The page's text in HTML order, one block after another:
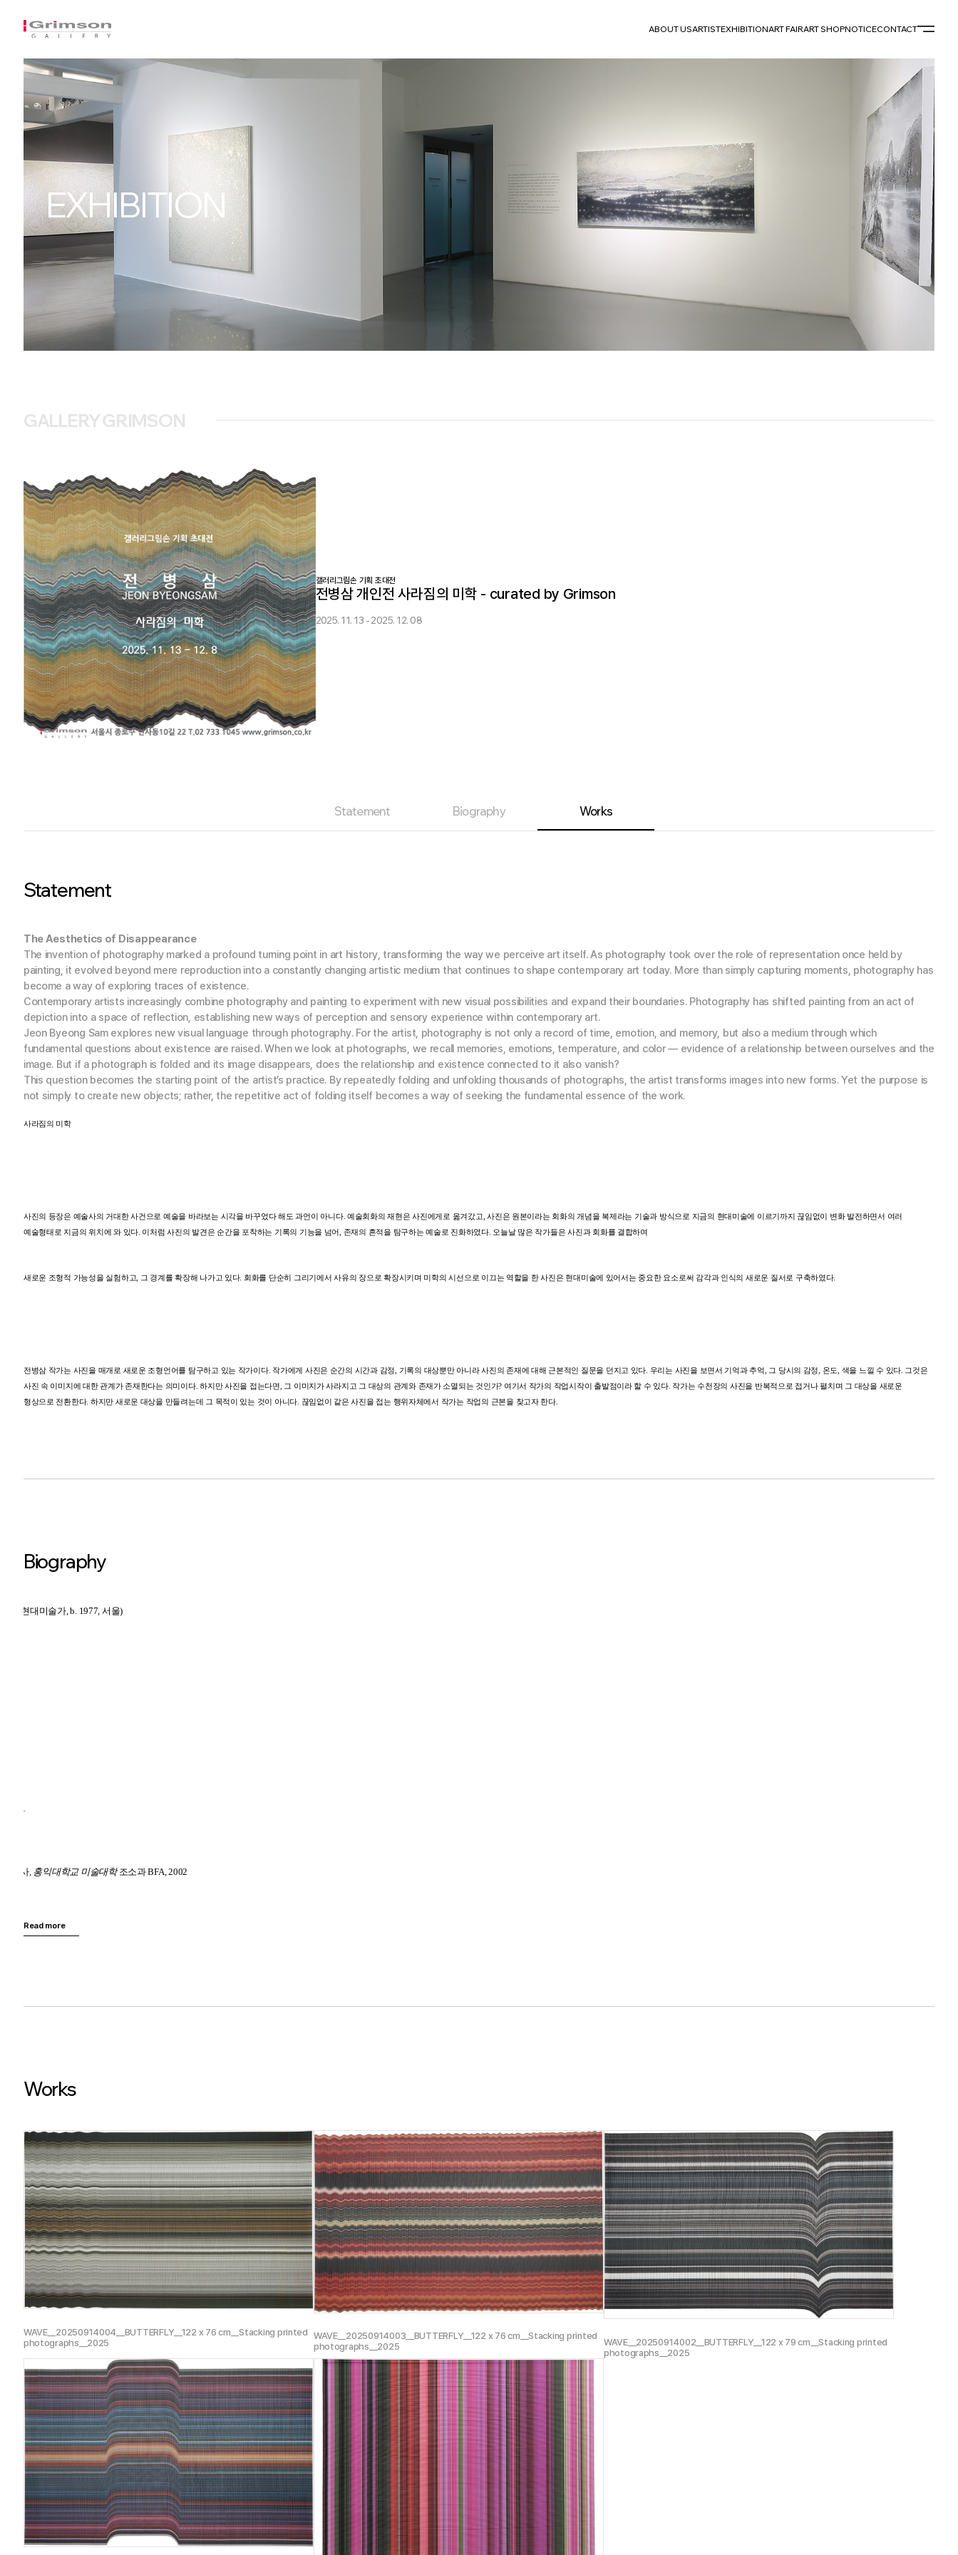
ABOUT USARTISTEXHIBITIONART FAIRART SHOPNOTICECONTACT
EXHIBITION
GALLERY GRIMSON
갤러리그림손 기획 초대전
전병삼 개인전 사라짐의 미학 - curated by Grimson
2025. 11. 13 - 2025. 12. 08
Statement Biography Works
Statement
The Aesthetics of Disappearance
The invention of photography marked a profound turning point in art history, transforming the way we perceive art itself. As photography took over the role of representation once held by
painting, it evolved beyond mere reproduction into a constantly changing artistic medium that continues to shape contemporary art today. More than simply capturing moments, photography has
become a way of exploring traces of existence.
Contemporary artists increasingly combine photography and painting to experiment with new visual possibilities and expand their boundaries. Photography has shifted painting from an act of
depiction into a space of reflection, establishing new ways of perception and sensory experience within contemporary art.
Jeon Byeong Samexplores new visual language through photography. For the artist, photography is not only a record of time, emotion, and memory, but also a medium through which
fundamental questions about existence are raised. When we look at photographs, we recall memories, emotions, temperature, and color — evidence of a relationship between ourselves and the
image. But if a photograph is folded and its image disappears, does the relationship and existence connected to it also vanish?
This question becomes the starting point of the artist’s practice. By repeatedly folding and unfolding thousands of photographs, the artist transforms images into new forms. Yet the purpose is
not simply to create new objects; rather, the repetitive act of folding itself becomes a way of seeking the fundamental essence of the work.
사라짐의 미학
사진의 등장은 예술사의 거대한 사건으로 예술을 바라보는 시각을 바꾸었다 해도 과언이 아니다. 예술회화의 재현은 사진에게로 옮겨갔고 ,사진은 원본이라는 회화의 개념을 복제라는 기술과 방식으로 지금의 현대미술에 이르기까지 끊임없이 변화 발전하면서 여러
예술형태로 지금의 위치에 와 있다. 이처럼 사진의 발견은 순간을 포착하는 기록의 기능을 넘어 존재의 흔적을 탐구하는 예술로 진화하였다. 오늘날 많은 작가들은 사진과 회화를 결합하여
새로운 조형적 가능성을 실험하고 그 경계를 확장해 나가고 있다. 회화를 단순히 그리기에서 사유의 장으로 확장시키며 미학의 시선으로 이끄는 역할을 한 사진은 현대미술에 있어서는 중요한 요소로써 감각과 인식의 새로운 질서로 구축하였다.
전병삼 작가는 사진을 매개로 새로운 조형언어를 탐구하고 있는 작가이다. 작가에게 사진은 순간의 시간과 감정 기록의 대상뿐만 아니라 사진의 존재에 대해 근본적인 질문을 던지고 있다 우리는 사진을 보면서 기억과 추억 그 당시의 감정 온도 색을 느낄 수 있다. 그것은
사진 속 이미지에 대한 관계가 존재한다는 의미이다.하지만 사진을 접는다면 그 이미지가 사라지고 그 대상의 관계와 존재가 소멸되는 것인가? 여기서 작가의 작업시작이 출발점이라 할 수 있다. 작가는 수천장의 사진을 반복적으로 접거나 펼치며 그 대상을 새로운
형상으로 전환한다. 하지만 새로운 대상을 만들려는데 그 목적이 있는 것이 아니다 끊임없이 같은 사진을 접는 행위자체에서 작가는 작업의 근본을 찾고자 한다.
Biography
현대미술가, b. 1977, 서울)
술학사, 홍익대학교 미술대학조소과BFA, 2002
술석사,미국 시카고예술대학
전시
)
) @ MCM Haus Museum,서울,한국, 2025
) @ Dragon City,서울,한국, 2024
) @그림손갤러리,서울,한국, 2023
) @두남재아트센터,서울,한국, 2023
Read more
Works
WAVE__20250914004__BUTTERFLY__122 x 76 cm__Stacking printed
photographs__2025
WAVE__20250914003__BUTTERFLY__122 x 76 cm__Stacking printed
photographs__2025
WAVE__20250914002__BUTTERFLY__122 x 79 cm__Stacking printed
photographs__2025